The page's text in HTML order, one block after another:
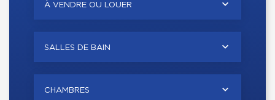
À VENDRE OU LOUER
SALLES DE BAIN
CHAMBRES